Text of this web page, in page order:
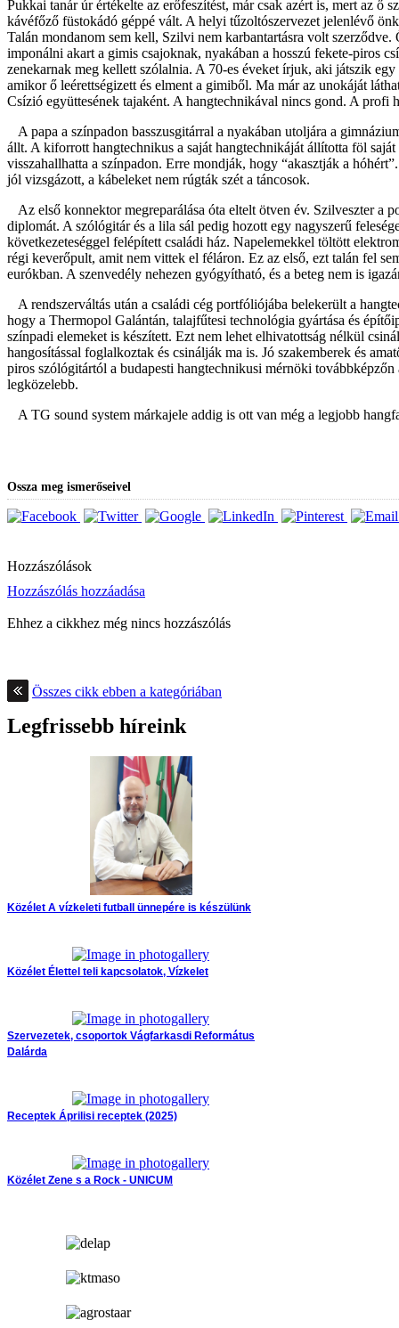
Pukkai tanár úr értékelte az erőfeszítést, már csak azért is, mert az ő
kávéfőző füstokádó géppé vált. A helyi tűzoltószervezet jelenlévő
Talán mondanom sem kell, Szilvi nem karbantartásra volt
imponálni akart a gimis csajoknak, nyakában a hosszú fekete-piros
zenekarnak meg kellett szólalnia. A 70-es éveket írjuk, aki játszik
amikor ő leérettségizett és elment a gimiből. Ma már az unokáját
Csízió együttesének tajaként. A hangtechnikával nincs gond. A profi
A papa a színpadon basszusgitárral a nyakában utoljára a
állt. A kiforrott hangtechnikus a saját hangtechnikáját állította föl
visszahallhatta a színpadon. Erre mondják, hogy “akasztják a
jól vizsgázott, a kábeleket nem rúgták szét a táncosok.
Az első konnektor megreparálása óta eltelt ötven év. Szilveszter a
diplomát. A szólógitár és a lila sál pedig hozott egy nagyszerű
következeteséggel felépített családi ház. Napelemekkel töltött
régi keverőpult, amit nem vittek el féláron. Ez az első, ezt talán fel
eurókban. A szenvedély nehezen gyógyítható, és a beteg nem is
A rendszerváltás után a családi cég portfóliójába belekerült a
hogy a Thermopol Galántán, talajfűtesi technológia gyártása és
színpadi elemeket is készített. Ezt nem lehet elhivatottság nélkül
hangosítással foglalkoztak és csinálják ma is. Jó szakemberek és
piros szólógitártól a budapesti hangtechnikusi mérnöki
legközelebb.
A TG sound system márkajele addig is ott van még a legjobb
Ossza meg ismerőseivel
Hozzászólások
Hozzászólás hozzáadása
Ehhez a cikkhez még nincs hozzászólás
Összes cikk ebben a kategóriában
Legfrissebb híreink
Közélet A vízkeleti futball ünnepére is készülünk
Közélet Élettel teli kapcsolatok, Vízkelet
Szervezetek, csoportok Vágfarkasdi Református
Dalárda
Receptek Áprilisi receptek (2025)
Közélet Zene s a Rock - UNICUM